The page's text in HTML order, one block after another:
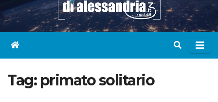
Tag: primato solitario